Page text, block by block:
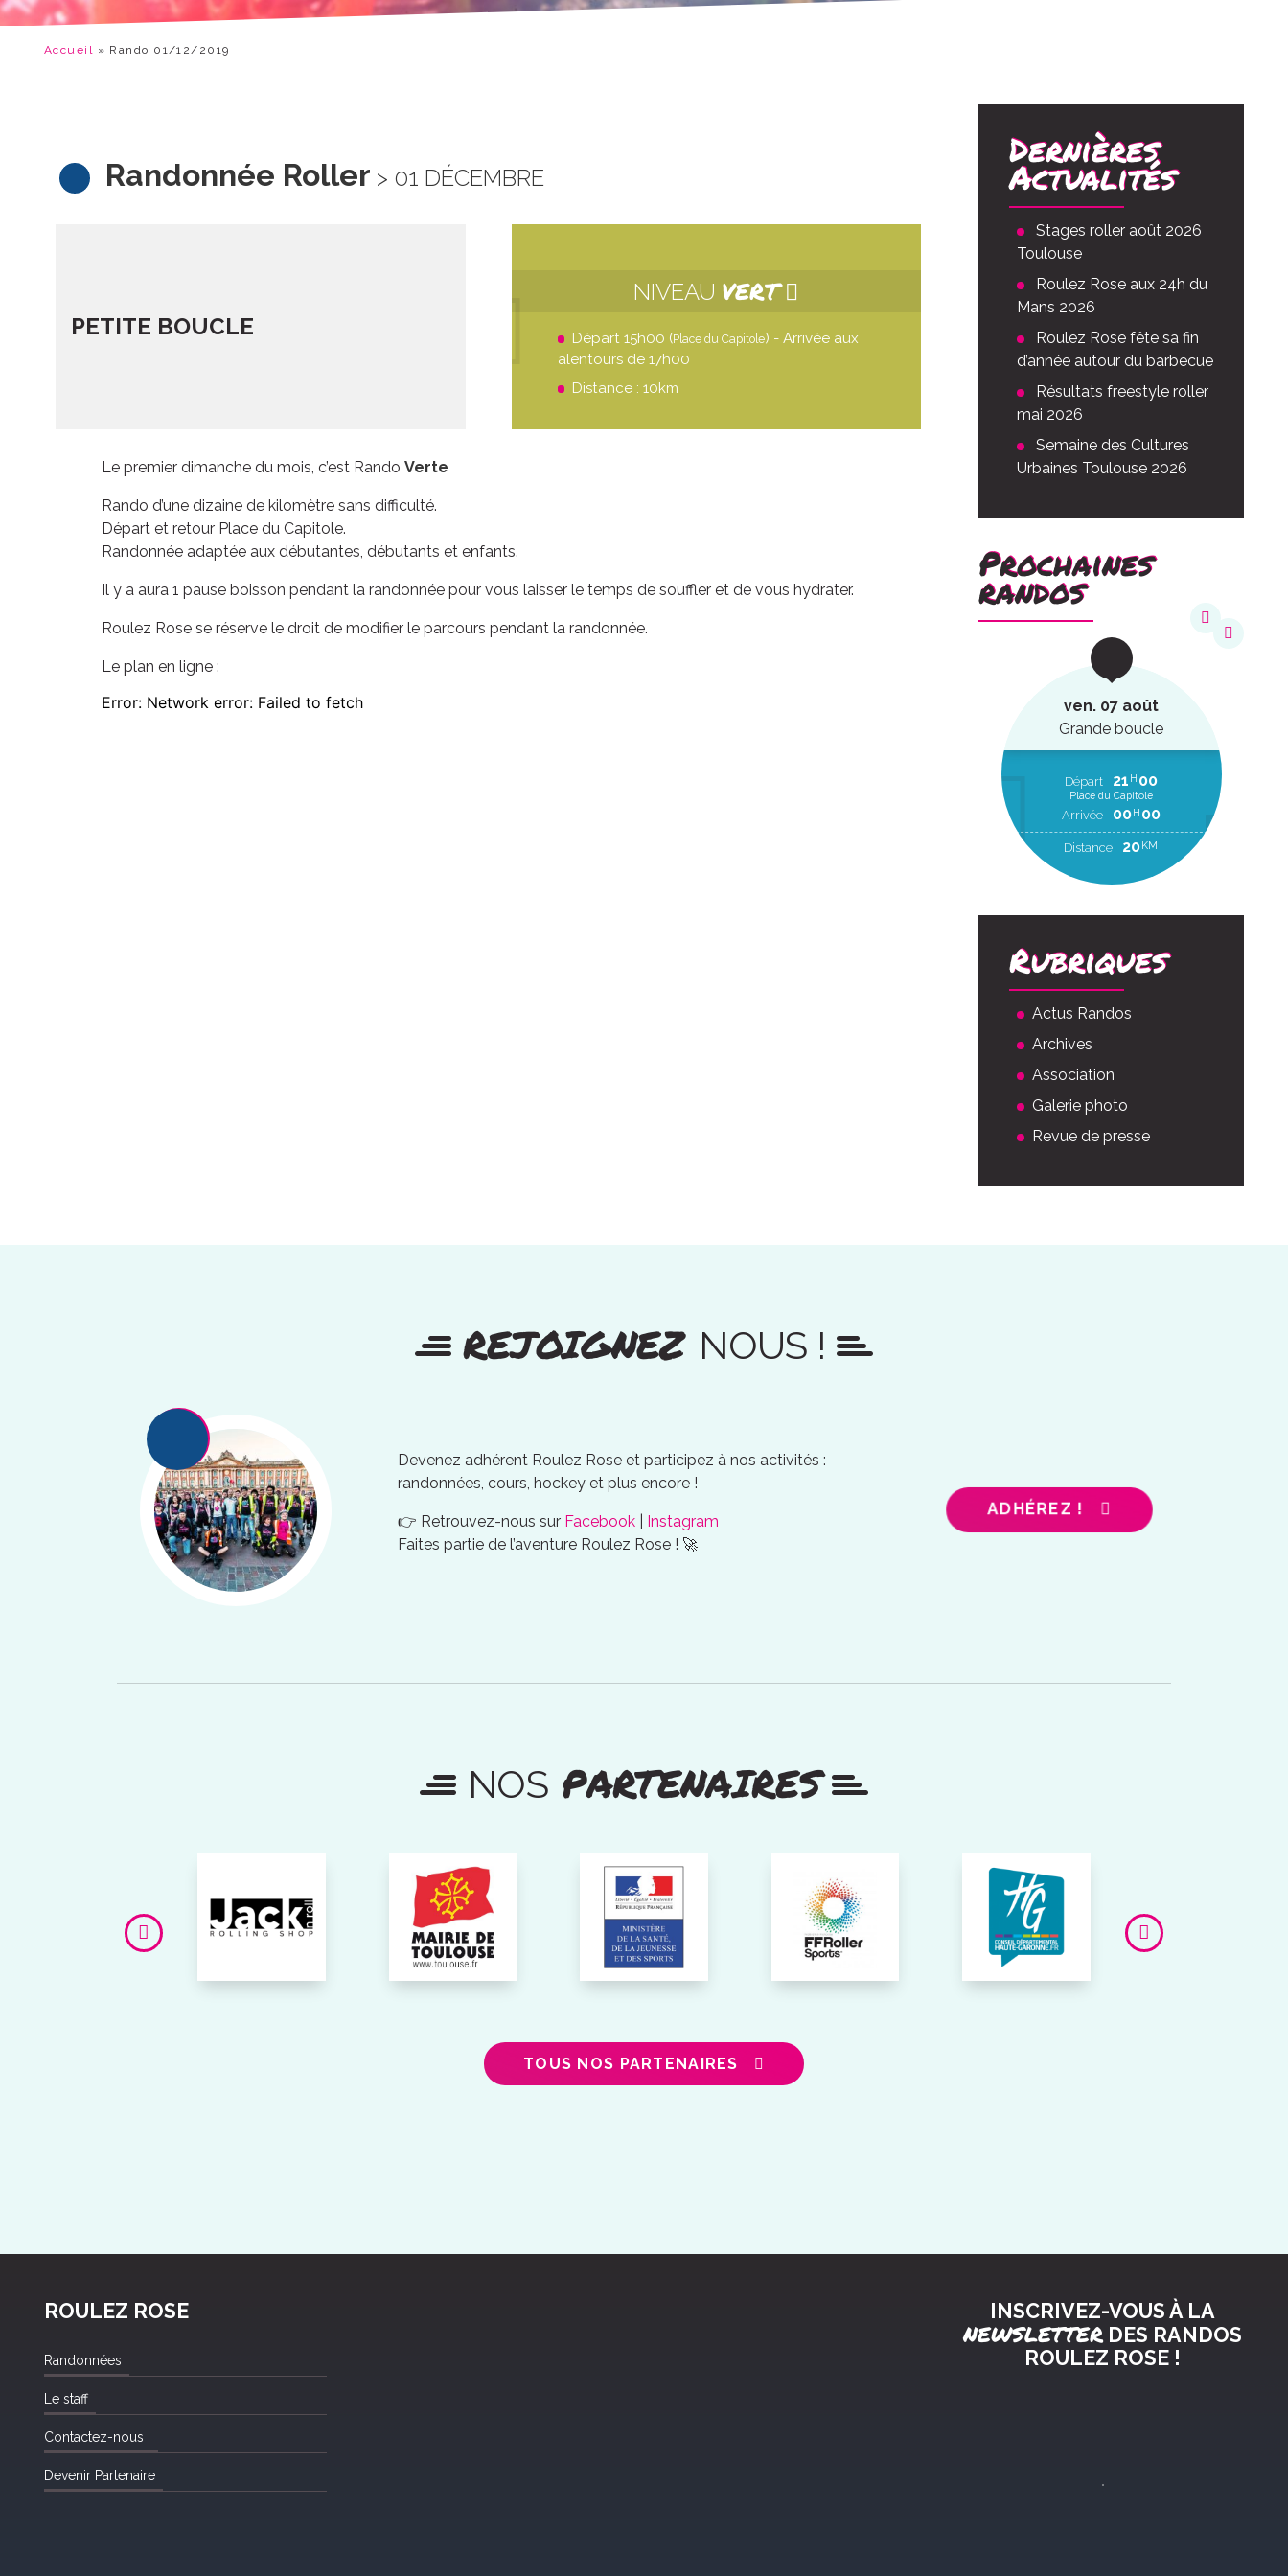
Accueil » Rando 01/12/2019
Randonnée Roller > 01 DÉCEMBRE
PETITE BOUCLE
NIVEAU VERT
Départ 15h00 (Place du Capitole) - Arrivée aux
alentours de 17h00
Distance : 10km
Le premier dimanche du mois, c’est Rando Verte
Rando d’une dizaine de kilomètre sans difficulté.
Départ et retour Place du Capitole.
Randonnée adaptée aux débutantes, débutants et enfants.
Il y a aura 1 pause boisson pendant la randonnée pour vous laisser le temps de souffler et de vous hydrater.
Roulez Rose se réserve le droit de modifier le parcours pendant la randonnée.
Le plan en ligne :
Dernières
Actualités
Stages roller août 2026
Toulouse
Roulez Rose aux 24h du
Mans 2026
Roulez Rose fête sa fin
d’année autour du barbecue
Résultats freestyle roller
mai 2026
Semaine des Cultures
Urbaines Toulouse 2026
Prochaines
randos
ven. 07 août
Grande boucle
Départ 21 H 00
Place du Capitole
Arrivée 00H 00
Distance 20KM
Rubriques
Actus Randos
Archives
Association
Galerie photo
Revue de presse
REJOIGNEZ NOUS !
Devenez adhérent Roulez Rose et participez à nos activités :
randonnées, cours, hockey et plus encore !
👉 Retrouvez-nous sur Facebook
Instagram
Faites partie de l’aventure Roulez Rose ! 🚀
ADHÉREZ !
NOSPARTENAIRES
TOUS NOS PARTENAIRES
ROULEZ ROSE
Randonnées
Le staff
Contactez-nous !
Devenir Partenaire
INSCRIVEZ-VOUS À LA
NEWSLETTERDES RANDOS
ROULEZ ROSE !